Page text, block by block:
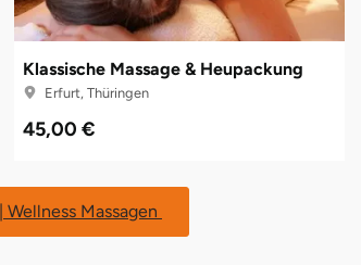
Klassische Massage & Heupackung
Erfurt, Thüringen
45,00 €
Massagen